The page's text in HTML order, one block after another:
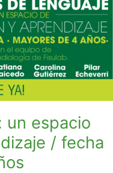
un espacio
/ fecha